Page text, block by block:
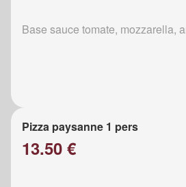
Base sauce tomate, mozzarella,
Pizza paysanne 1 pers
13.50 €